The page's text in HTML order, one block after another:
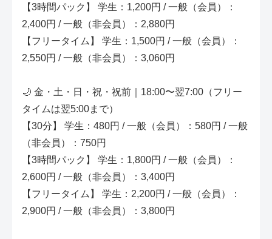
【3時間パック】 学生：1,200円 / 一般（会員）：
2,400円 / 一般（非会員）：2,880円
【フリータイム】 学生：1,500円 / 一般（会員）：
2,550円 / 一般（非会員）：3,060円
🌙 金・土・日・祝・祝前｜18:00〜翌7:00（フリー
タイムは翌5:00まで）
【30分】 学生：480円 / 一般（会員）：580円 / 一般
（非会員）：750円
【3時間パック】 学生：1,800円 / 一般（会員）：
2,600円 / 一般（非会員）：3,400円
【フリータイム】 学生：2,200円 / 一般（会員）：
2,900円 / 一般（非会員）：3,800円